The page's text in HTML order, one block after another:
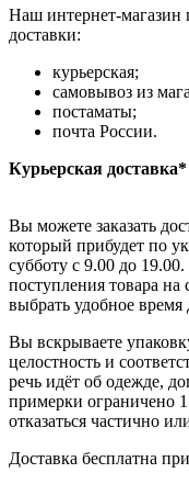
Наш интернет-магазин
доставки:
курьерская;
самовывоз из
постаматы;
почта России.
Курьерская доставка*
Вы можете заказать
который прибудет по
субботу с 9.00 до
поступления товара
выбрать удобное время
Вы вскрываете
целостность и
речь идёт об одежде,
примерки ограничено
отказаться частично
Доставка бесплатна